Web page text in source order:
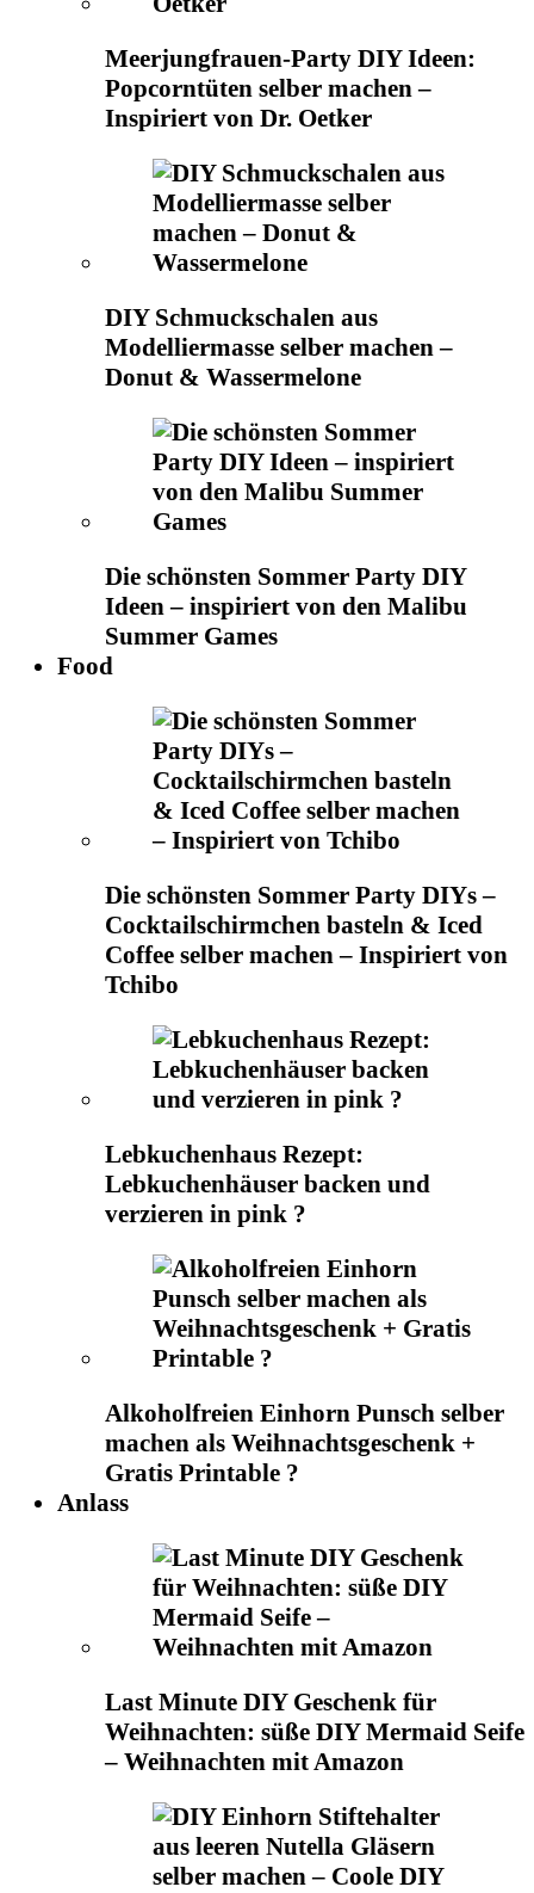
Meerjungfrauen-Party DIY Ideen:
Popcorntüten selber machen –
Inspiriert von Dr. Oetker
DIY Schmuckschalen aus
Modelliermasse selber machen –
Donut & Wassermelone
Die schönsten Sommer Party DIY
Ideen – inspiriert von den Malibu
Summer Games
Food
Die schönsten Sommer Party DIYs –
Cocktailschirmchen basteln & Iced
Coffee selber machen – Inspiriert von
Tchibo
Lebkuchenhaus Rezept:
Lebkuchenhäuser backen und
verzieren in pink ?
Alkoholfreien Einhorn Punsch selber
machen als Weihnachtsgeschenk +
Gratis Printable ?
Anlass
Last Minute DIY Geschenk für
Weihnachten: süße DIY Mermaid Seife
– Weihnachten mit Amazon